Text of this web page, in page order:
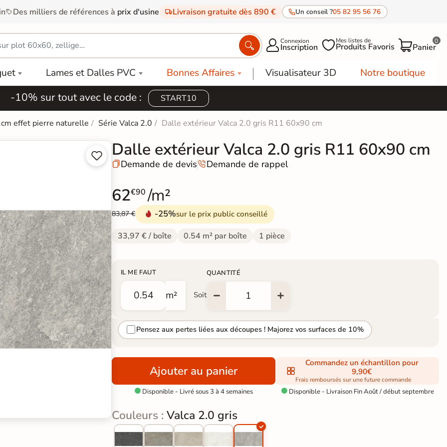
Des milliers de références à prix d'usine Livraison gratuite dès 890 € Un conseil ?05 82 95 56 76
 Connexion
Inscription Mes listes de
Produits Favoris Panier
0
Lames et Dalles PVC Bonnes Affaires Visualisateur 3D Notre boutique
-10% sur tout avec le code : START10
effet pierre naturelle Série Valca 2.0 Dalle extérieur Valca 2.0 gris R11 60x90 cm

 Dalle extérieur Valca 2.0 gris R11 60x90 cm
Demande de devisDemande de rappel
62€90 /m²
83,87 € -25%sur le prix public conseillé
33,97 € / boîte 0.54 m² par boîte 1 pièce
IL ME FAUT
m² Soit
QUANTITÉ
Pensez aux pertes liées aux découpes ! Majorez vos surfaces de 10%
Ajouter au panier
 Disponible - Livré sous 3 à 4 semaines
Commandez un échantillon pour
9,90€
Frais remboursés sur une future commande
Disponible - Livraison Fin Août / début septembre
Couleurs : Valca 2.0 gris